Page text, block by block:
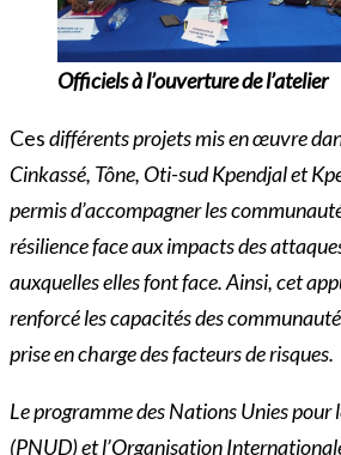
Officiels à l’ouverture de l’atelier
Cesdifférents projets mis en œuvre
Cinkassé, Tône, Oti-sud Kpendjal et
permis d’accompagner les
résilience face aux impacts des
auxquelles elles font face. Ainsi, cet
renforcé les capacités des
prise en charge des facteurs de risques.
Le programme des Nations Unies pour
(PNUD) et l’Organisation